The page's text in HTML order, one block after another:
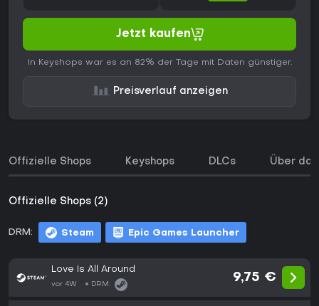
Jetzt kaufen
In Keyshops war es an 82% der Tage mit Daten günstiger.
Preisverlauf anzeigen
Offizielle Shops Keyshops DLCs Über
Offizielle Shops (2)
DRM: Steam Epic Games Launcher
Love Is All Around
vor 4W DRM:
9,75 €